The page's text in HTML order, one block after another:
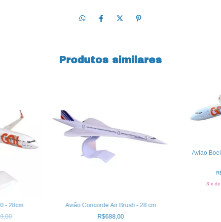
Produtos similares
- 28cm
Avião Concorde Air Brush - 28 cm
R$688,00
Aviao
3 x